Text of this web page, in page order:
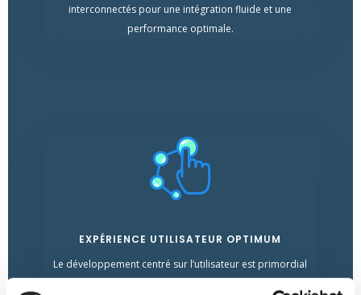
interconnectés pour une intégration fluide et une
performance optimale.
EXPÉRIENCE UTILISATEUR OPTIMUM
Le développement centré sur l’utilisateur est primordial